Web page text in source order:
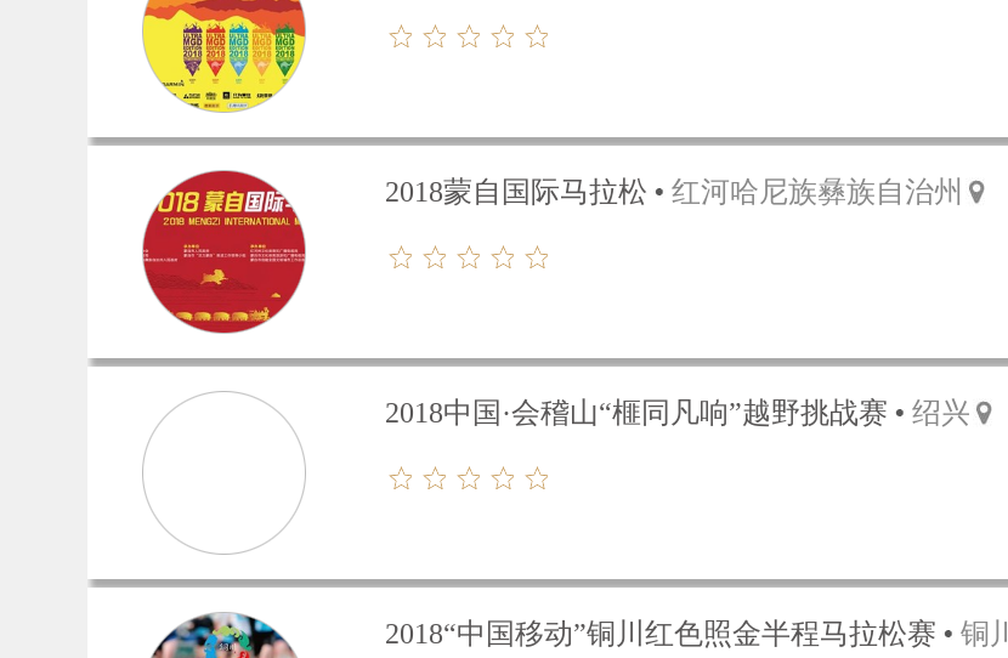
2018蒙自国际马拉松 红河哈尼族彝族自治州
2018中国·会稽山“榧同凡响”越野挑战赛 绍兴
2018“中国移动”铜川红色照金半程马拉松赛 铜川